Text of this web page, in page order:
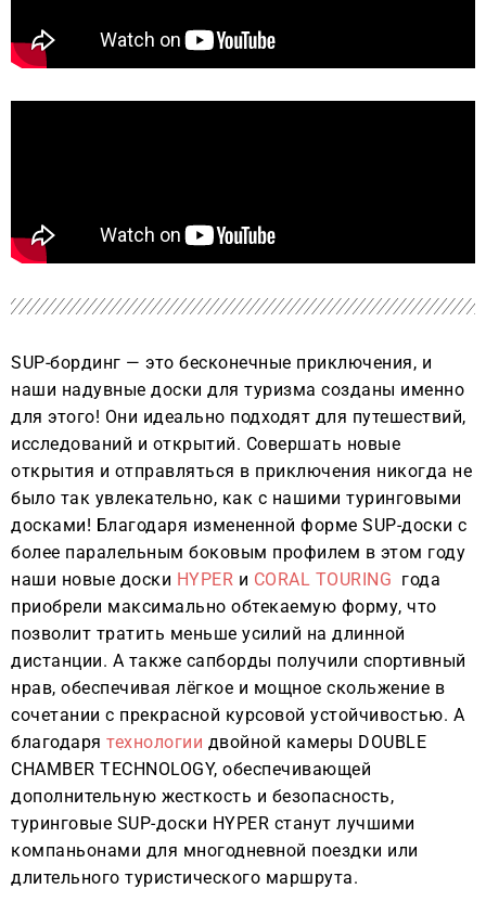
SUP-бординг — это бесконечные приключения, и
наши надувные доски для туризма созданы именно
для этого! Они идеально подходят для путешествий,
исследований и открытий. Совершать новые
открытия и отправляться в приключения никогда не
было так увлекательно, как с нашими туринговыми
досками! Благодаря измененной форме SUP-доски с
более паралельным боковым профилем в этом году
наши новые доски HYPER и CORAL TOURING года
приобрели максимально обтекаемую форму, что
позволит тратить меньше усилий на длинной
дистанции. А также сапборды получили спортивный
нрав, обеспечивая лёгкое и мощное скольжение в
сочетании с прекрасной курсовой устойчивостью. А
благодаря технологии двойной камеры DOUBLE
CHAMBER TECHNOLOGY, обеспечивающей
дополнительную жесткость и безопасность,
туринговые SUP-доски HYPER станут лучшими
компаньонами для многодневной поездки или
длительного туристического маршрута.